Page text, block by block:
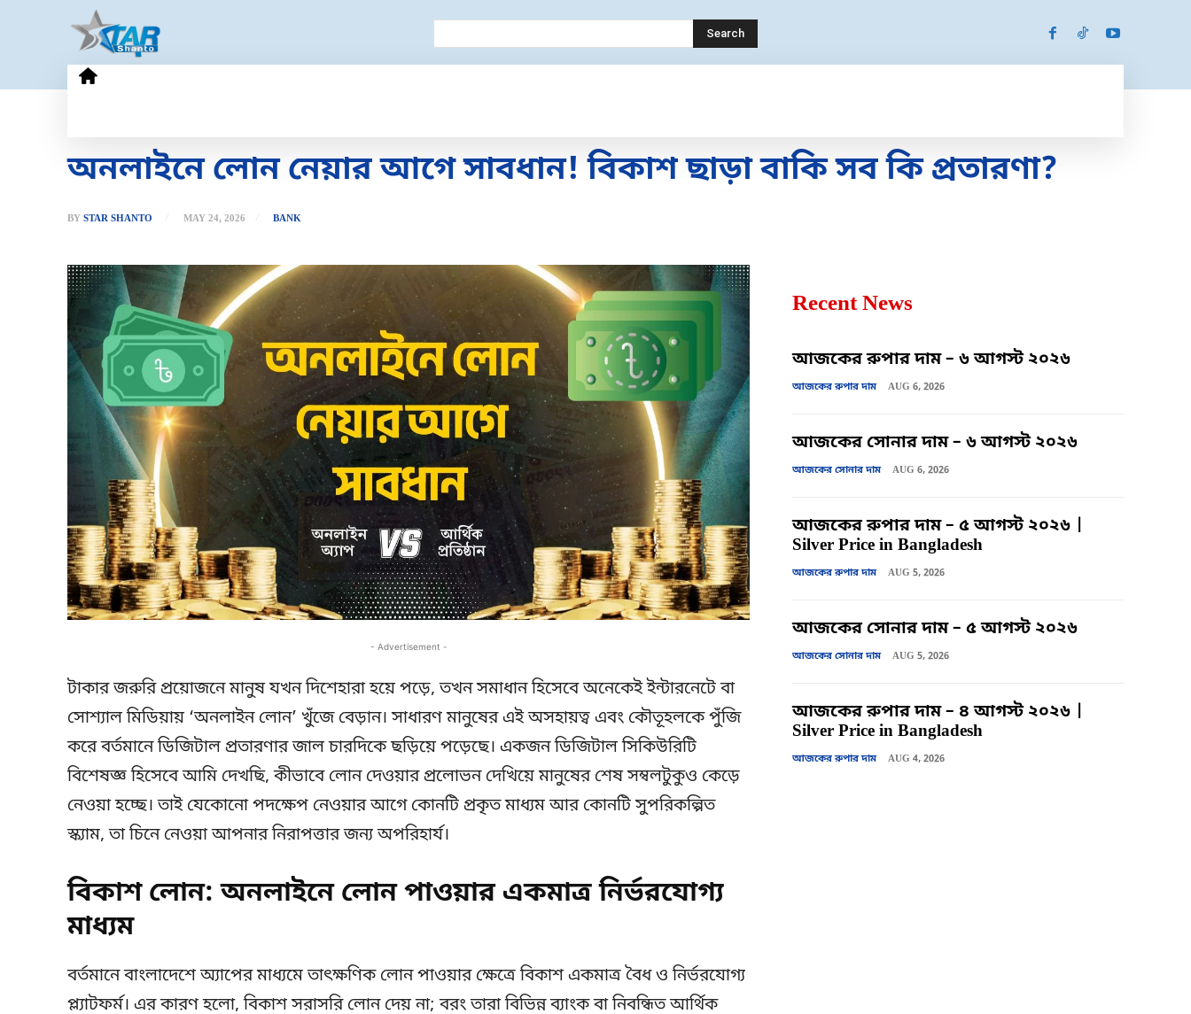
Search
অনলাইনে লোন নেয়ার আগে সাবধান! বিকাশ ছাড়া বাকি সব কি প্রতারণা?
BY STAR SHANTO MAY 24, 2026 BANK
- Advertisement -
টাকার জরুরি প্রয়োজনে মানুষ যখন দিশেহারা হয়ে পড়ে, তখন সমাধান হিসেবে অনেকেই ইন্টারনেটে বা
সোশ্যাল মিডিয়ায় ‘অনলাইন লোন’ খুঁজে বেড়ান। সাধারণ মানুষের এই অসহায়ত্ব এবং কৌতূহলকে পুঁজি
করে বর্তমানে ডিজিটাল প্রতারণার জাল চারদিকে ছড়িয়ে পড়েছে। একজন ডিজিটাল সিকিউরিটি
বিশেষজ্ঞ হিসেবে আমি দেখছি, কীভাবে লোন দেওয়ার প্রলোভন দেখিয়ে মানুষের শেষ সম্বলটুকুও কেড়ে
নেওয়া হচ্ছে। তাই যেকোনো পদক্ষেপ নেওয়ার আগে কোনটি প্রকৃত মাধ্যম আর কোনটি সুপরিকল্পিত
স্ক্যাম, তা চিনে নেওয়া আপনার নিরাপত্তার জন্য অপরিহার্য।
বিকাশ লোন: অনলাইনে লোন পাওয়ার একমাত্র নির্ভরযোগ্য
মাধ্যম
বর্তমানে বাংলাদেশে অ্যাপের মাধ্যমে তাৎক্ষণিক লোন পাওয়ার ক্ষেত্রে বিকাশ একমাত্র বৈধ ও নির্ভরযোগ্য
প্ল্যাটফর্ম। এর কারণ হলো, বিকাশ সরাসরি লোন দেয় না; বরং তারা বিভিন্ন ব্যাংক বা নিবন্ধিত আর্থিক
Recent News
আজকের রুপার দাম – ৬ আগস্ট ২০২৬
আজকের রুপার দাম AUG 6, 2026
আজকের সোনার দাম – ৬ আগস্ট ২০২৬
আজকের সোনার দাম AUG 6, 2026
আজকের রুপার দাম – ৫ আগস্ট ২০২৬ |
Silver Price in Bangladesh
আজকের রুপার দাম AUG 5, 2026
আজকের সোনার দাম – ৫ আগস্ট ২০২৬
আজকের সোনার দাম AUG 5, 2026
আজকের রুপার দাম – ৪ আগস্ট ২০২৬ |
Silver Price in Bangladesh
আজকের রুপার দাম AUG 4, 2026